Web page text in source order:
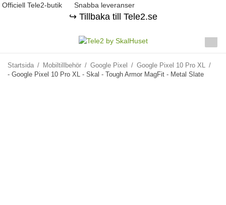
Officiell Tele2-butik Snabba leveranser
↪️ Tillbaka till Tele2.se
Startsida / Mobiltillbehör / Google Pixel / Google Pixel 10 Pro XL /
- Google Pixel 10 Pro XL - Skal - Tough Armor MagFit - Metal Slate